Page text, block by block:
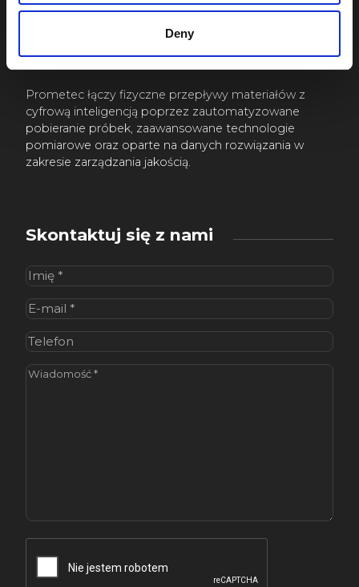
Deny
Sokajärventie 9
Teknologiantie 1 C 205
FINLANDIA
Prometec łączy fizyczne przepływy materiałów z
cyfrową inteligencją poprzez zautomatyzowane
pobieranie próbek, zaawansowane technologie
pomiarowe oraz oparte na danych rozwiązania w
zakresie zarządzania jakością.
Skontaktuj się z nami
Imię(wymagane)
E-
mail(wymagane)
Telefon
Wiadomość(wymagane)